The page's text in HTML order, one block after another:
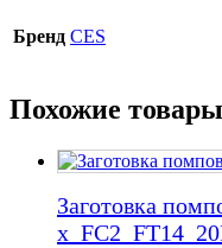
Бренд CES
Похожие товары
Заготовка